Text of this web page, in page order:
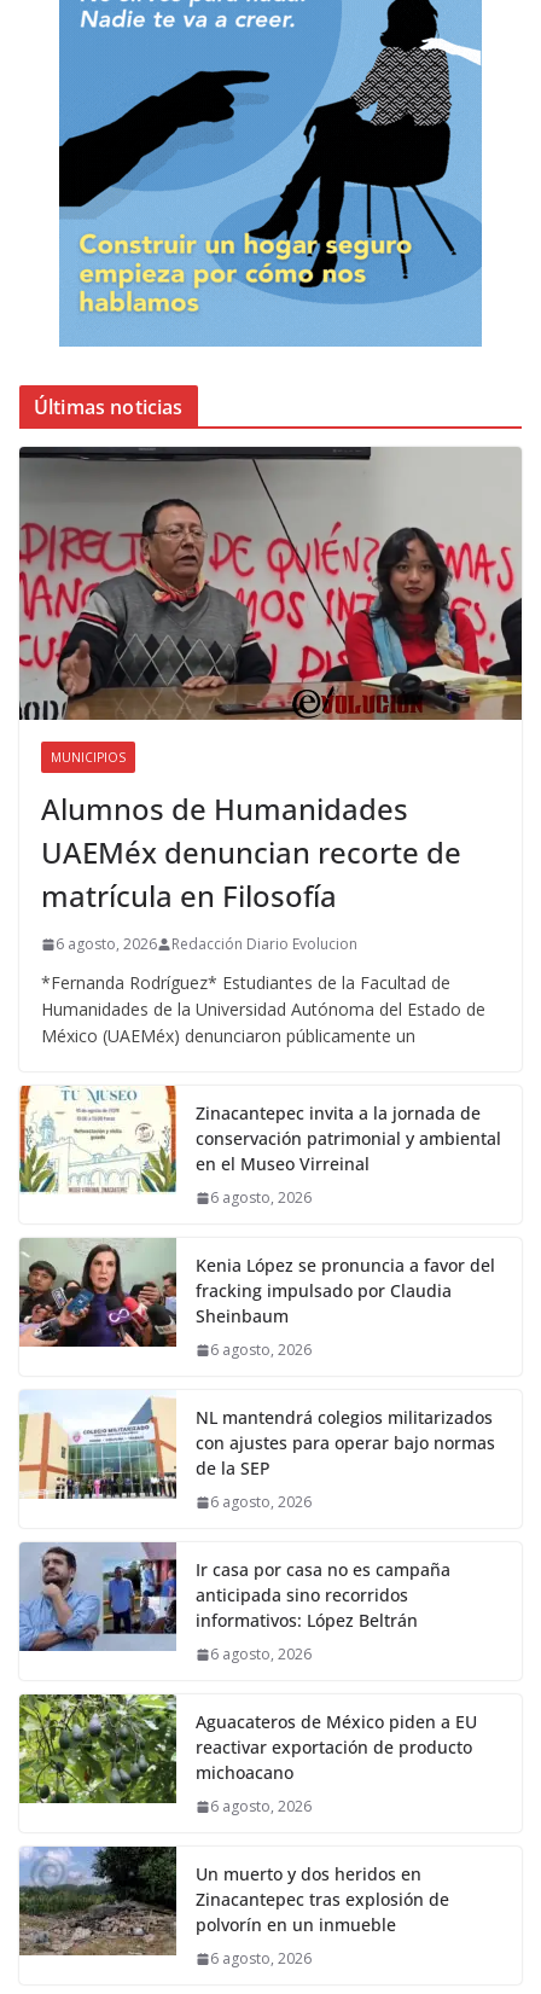
Últimas noticias
MUNICIPIOS
Alumnos de Humanidades
UAEMéx denuncian recorte de
matrícula en Filosofía
6 agosto, 2026 Redacción Diario Evolucion
*Fernanda Rodríguez* Estudiantes de la Facultad de
Humanidades de la Universidad Autónoma del Estado de
México (UAEMéx) denunciaron públicamente un
Zinacantepec invita a la jornada de
conservación patrimonial y ambiental
en el Museo Virreinal
6 agosto, 2026
Kenia López se pronuncia a favor del
fracking impulsado por Claudia
Sheinbaum
6 agosto, 2026
NL mantendrá colegios militarizados
con ajustes para operar bajo normas
de la SEP
6 agosto, 2026
Ir casa por casa no es campaña
anticipada sino recorridos
informativos: López Beltrán
6 agosto, 2026
Aguacateros de México piden a EU
reactivar exportación de producto
michoacano
6 agosto, 2026
Un muerto y dos heridos en
Zinacantepec tras explosión de
polvorín en un inmueble
6 agosto, 2026